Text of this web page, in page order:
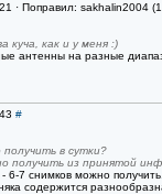
· Поправил: sakhalin2004
куча, как и у меня :)
антенны на разные
#
в сутки?
получить из принятой
6-7 снимков можно
содержится